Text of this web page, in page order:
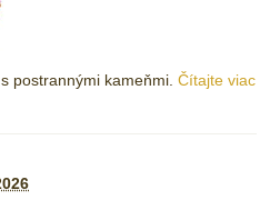
postrannými kameňmi. Čítajte viac